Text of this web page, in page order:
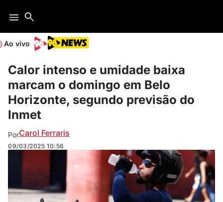
Ao vivo
Calor intenso e umidade baixa
marcam o domingo em Belo
Horizonte, segundo previsão do
Inmet
PorCarol Ferraris
09/03/2025 10:56